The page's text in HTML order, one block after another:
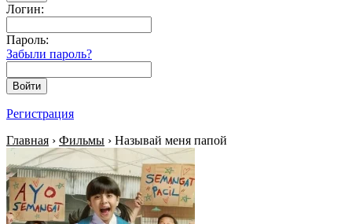
Логин:
Пароль:
Забыли пароль?
Войти
Регистрация
Главная › Фильмы › Называй меня папой